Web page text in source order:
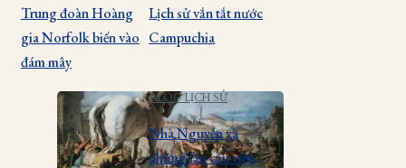
Trung đoàn Hoàng
gia Norfolk biến vào
đám mây
Lịch sử vắn tắt nước
Campuchia
BLOG LỊCH SỬ
Nhà Nguyễn và
những lần cầu viện